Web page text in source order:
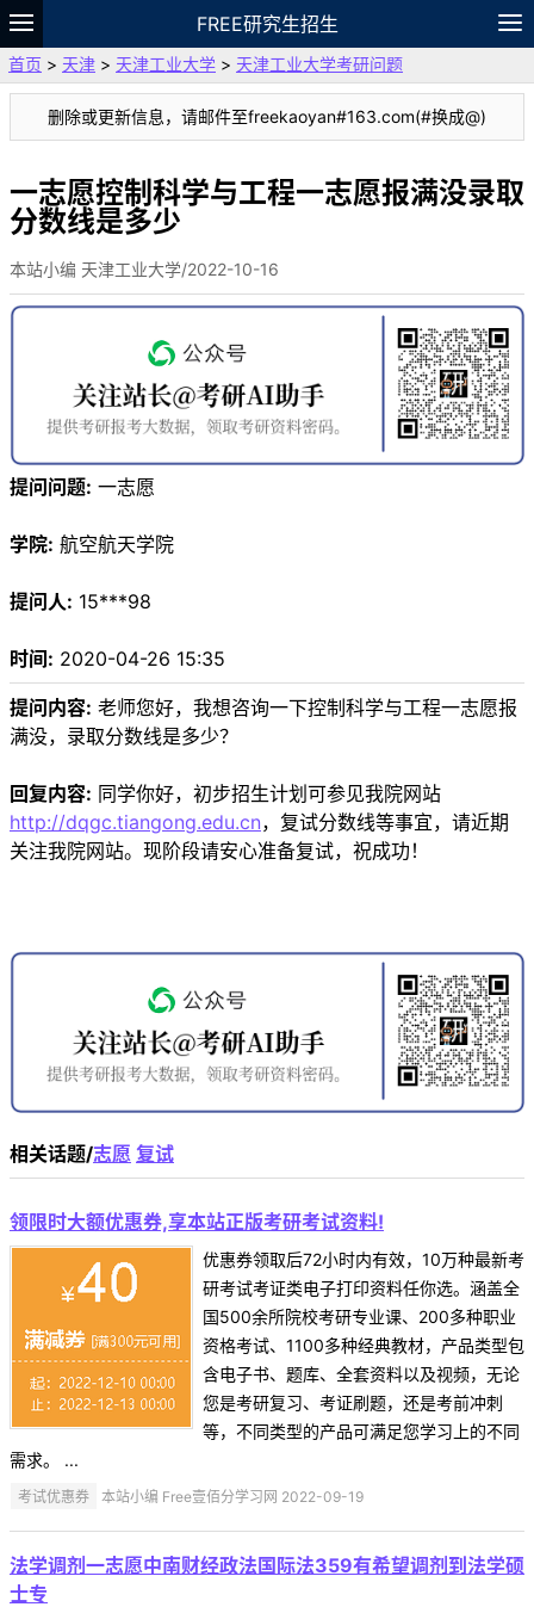
FREE研究生招生
题库
故事 专题 APP 笔记
论坛
VIP
资料
首页 > 天津 > 天津工业大学 > 天津工业大学考研问题
删除或更新信息，请邮件至freekaoyan#163.com(#换成@)
一志愿控制科学与工程一志愿报满没录取
分数线是多少
本站小编 天津工业大学/2022-10-16
提问问题: 一志愿
学院: 航空航天学院
提问人: 15***98
时间: 2020-04-26 15:35
提问内容: 老师您好，我想咨询一下控制科学与工程一志愿报
满没，录取分数线是多少？
回复内容: 同学你好，初步招生计划可参见我院网站
http://dqgc.tiangong.edu.cn，复试分数线等事宜，请近期
关注我院网站。现阶段请安心准备复试，祝成功！
相关话题/志愿 复试
领限时大额优惠券,享本站正版考研考试资料!
优惠券领取后72小时内有效，10万种最新考
研考试考证类电子打印资料任你选。涵盖全
国500余所院校考研专业课、200多种职业
资格考试、1100多种经典教材，产品类型包
含电子书、题库、全套资料以及视频，无论
您是考研复习、考证刷题，还是考前冲刺
等，不同类型的产品可满足您学习上的不同
需求。 ...
考试优惠券 本站小编 Free壹佰分学习网 2022-09-19
法学调剂一志愿中南财经政法国际法359有希望调剂到法学硕
士专